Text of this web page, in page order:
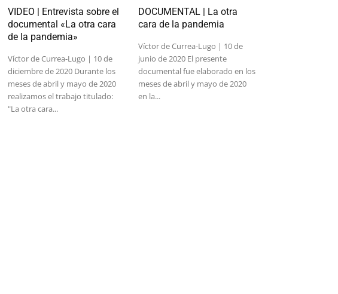
VIDEO | Entrevista sobre el
documental «La otra cara
de la pandemia»
Víctor de Currea-Lugo | 10 de
diciembre de 2020 Durante los
meses de abril y mayo de 2020
realizamos el trabajo titulado:
"La otra cara...
DOCUMENTAL | La otra
cara de la pandemia
Víctor de Currea-Lugo | 10 de
junio de 2020 El presente
documental fue elaborado en los
meses de abril y mayo de 2020
en la...